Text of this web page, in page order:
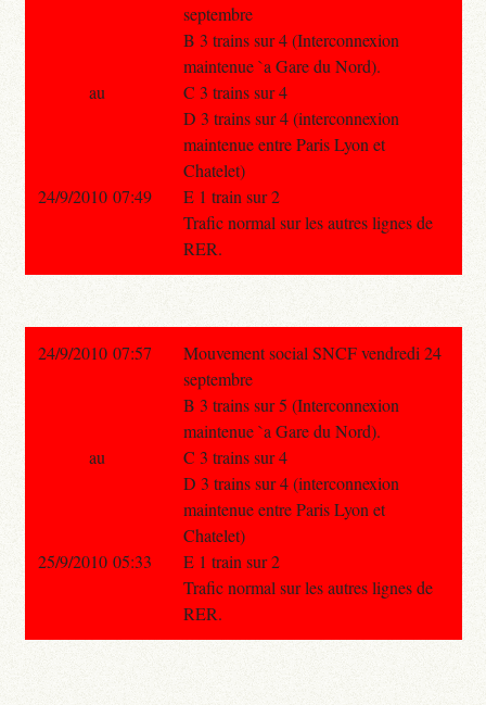
septembre
B 3 trains sur 4 (Interconnexion
maintenue `a Gare du Nord).
C 3 trains sur 4
D 3 trains sur 4 (interconnexion
maintenue entre Paris Lyon et
Chatelet)
E 1 train sur 2
Trafic normal sur les autres lignes de
RER.
au
24/9/2010 07:49
24/9/2010 07:57
Mouvement social SNCF vendredi 24
septembre
B 3 trains sur 5 (Interconnexion
maintenue `a Gare du Nord).
C 3 trains sur 4
D 3 trains sur 4 (interconnexion
maintenue entre Paris Lyon et
Chatelet)
E 1 train sur 2
Trafic normal sur les autres lignes de
RER.
au
25/9/2010 05:33